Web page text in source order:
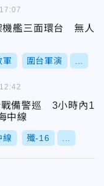
機艦三面環台 無人
軍 圍台軍演
戰備警巡 3小時內1
中線
線 殲-16